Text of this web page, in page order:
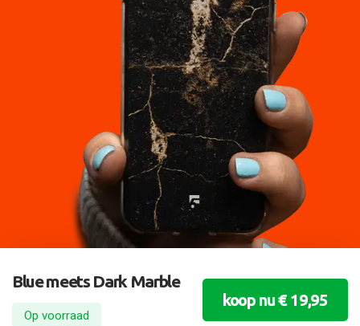
Blue meets Dark Marble
Op voorraad
koop nu € 19,95